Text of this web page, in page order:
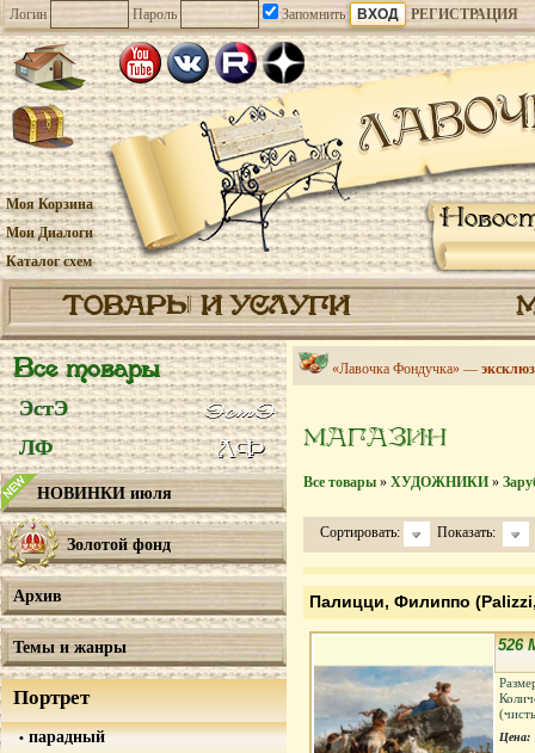
Логин Пароль Запомнить РЕГИСТРАЦИЯ
Моя Корзина
Мои Диалоги
Каталог схем
ТОВАРЫ И УСЛУГИ
Все товары
ЭстЭ
ЛФ
НОВИНКИ июля
Золотой фонд
Архив
Темы и жанры
Портрет
парадный
«Лавочка Фондучка» —
МАГАЗИН
Все товары » ХУДОЖНИКИ »
Сортировать: Показать:
Палицци, Филиппо
526
Цена: